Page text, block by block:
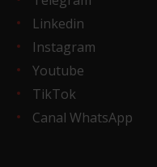
Linkedin
Instagram
Youtube
TikTok
Canal WhatsApp